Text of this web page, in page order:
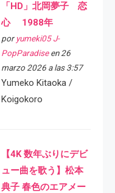
「HD」北岡夢子 恋
心 1988年
por yumeki05 J-
PopParadiseen 26
marzo 2026 a las 3:57
Yumeko Kitaoka /
Koigokoro
【4K 数年ぶりにデビ
ュー曲を歌う】松本
典子 春色のエアメー